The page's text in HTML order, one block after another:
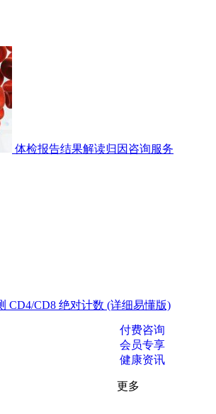
体检报告结果解读归因咨询服务
CD4/CD8 绝对计数 (详细易懂版)
付费咨询
会员专享
健康资讯
更多